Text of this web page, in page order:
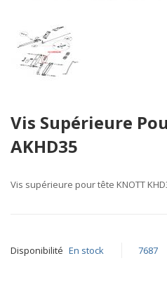
to
beginning
the
Vis Supérieure
AKHD35
Vis supérieure pour tête KNOTT
Disponibilité En stock 7687